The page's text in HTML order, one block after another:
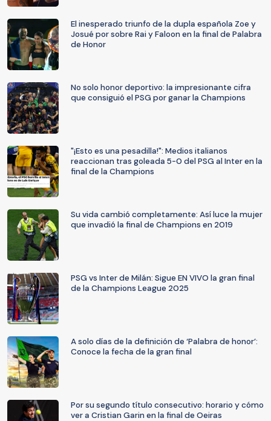
El inesperado triunfo de la dupla española Zoe y
Josué por sobre Rai y Faloon en la final de Palabra
de Honor
No solo honor deportivo: la impresionante cifra
que consiguió el PSG por ganar la Champions
"¡Esto es una pesadilla!": Medios italianos
reaccionan tras goleada 5-0 del PSG al Inter en la
final de la Champions
Su vida cambió completamente: Así luce la mujer
que invadió la final de Champions en 2019
PSG vs Inter de Milán: Sigue EN VIVO la gran final
de la Champions League 2025
A solo días de la definición de ‘Palabra de honor’:
Conoce la fecha de la gran final
Por su segundo título consecutivo: horario y cómo
ver a Cristian Garin en la final de Oeiras